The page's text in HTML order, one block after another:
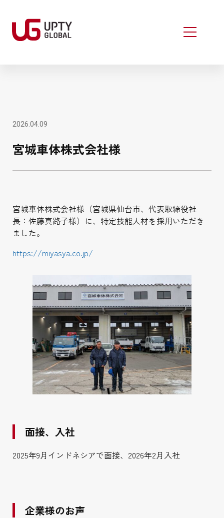
2026.04.09
宮城車体株式会社様
宮城車体株式会社様（宮城県仙台市、代表取締役社
長：佐藤真路子様）に、特定技能人材を採用いただき
ました。
https://miyasya.co.jp/
面接、入社
2025年9月インドネシアで面接、2026年2月入社
企業様のお声